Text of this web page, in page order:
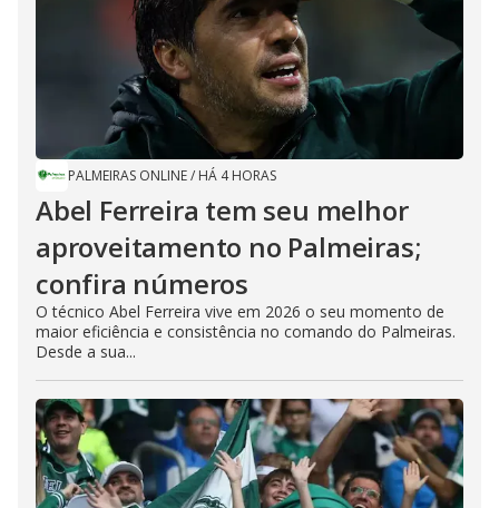
PALMEIRAS ONLINE/ HÁ 4 HORAS
Abel Ferreira tem seu melhor
aproveitamento no Palmeiras;
confira números
O técnico Abel Ferreira vive em 2026 o seu momento de
maior eficiência e consistência no comando do Palmeiras.
Desde a sua...